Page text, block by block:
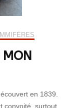
MON
en 1839.
convoité, surtout